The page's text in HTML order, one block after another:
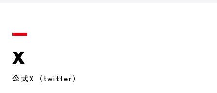
X
公式X（twitter）